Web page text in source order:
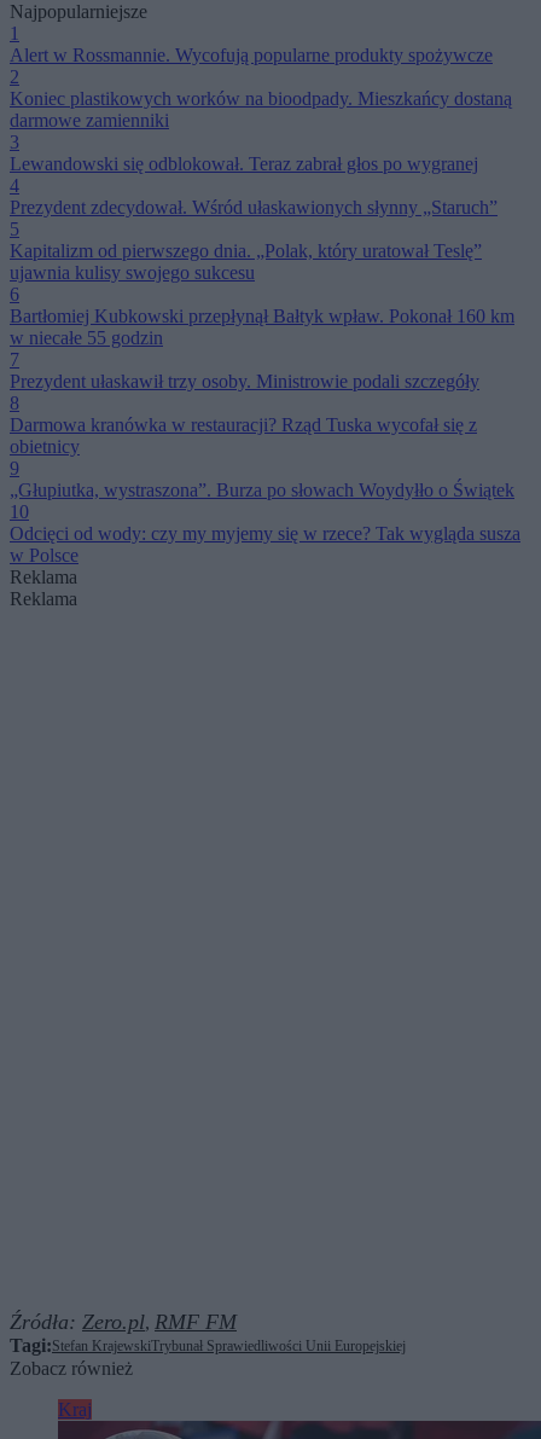
Najpopularniejsze
1
Alert w Rossmannie. Wycofują popularne produkty spożywcze
2
Koniec plastikowych worków na bioodpady. Mieszkańcy dostaną
darmowe zamienniki
3
Lewandowski się odblokował. Teraz zabrał głos po wygranej
4
Prezydent zdecydował. Wśród ułaskawionych słynny „Staruch”
5
Kapitalizm od pierwszego dnia. „Polak, który uratował Teslę”
ujawnia kulisy swojego sukcesu
6
Bartłomiej Kubkowski przepłynął Bałtyk wpław. Pokonał 160 km
w niecałe 55 godzin
7
Prezydent ułaskawił trzy osoby. Ministrowie podali szczegóły
8
Darmowa kranówka w restauracji? Rząd Tuska wycofał się z
obietnicy
9
„Głupiutka, wystraszona”. Burza po słowach Woydyłło o Świątek
10
Odcięci od wody: czy my myjemy się w rzece? Tak wygląda susza
w Polsce
Reklama
Reklama
Źródła: Zero.pl, RMF FM
Tagi:Stefan KrajewskiTrybunał Sprawiedliwości Unii Europejskiej
Zobacz również
Kraj